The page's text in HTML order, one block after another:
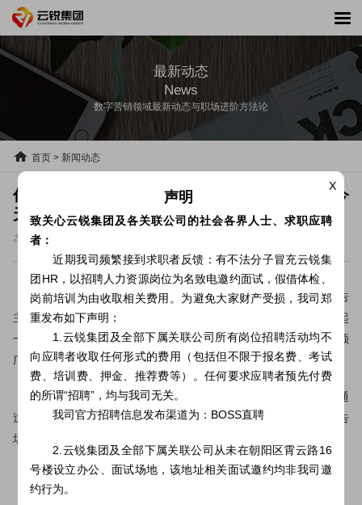
X
声明
致关心云锐集团及各关联公司的社会各界人士、求职应聘
者：
近期我司频繁接到求职者反馈：有不法分子冒充云锐集
团HR，以招聘人力资源岗位为名致电邀约面试，假借体检、
岗前培训为由收取相关费用。为避免大家财产受损，我司郑
重发布如下声明：
1.云锐集团及全部下属关联公司所有岗位招聘活动均不
向应聘者收取任何形式的费用（包括但不限于报名费、考试
费、培训费、押金、推荐费等）。任何要求应聘者预先付费
的所谓“招聘”，均与我司无关。
我司官方招聘信息发布渠道为：BOSS直聘
2.云锐集团及全部下属关联公司从未在朝阳区霄云路16
号楼设立办公、面试场地，该地址相关面试邀约均非我司邀
约行为。
最新动态
News
数字营销领域最新动态与职场进阶方法论
首页 > 新闻动态
你以为劳斯和宾利就能让素材“壕”了吗？ NO，今
天云锐给你飞机和地铁。
发表时间：2020.10.12
2020年，短视频营销成为企业必争之地。为了更好地帮助广告
主抢占短视频营销风口，推动企业生意增长，云锐传媒集团搭建起
一支专业能力强劲的短视频精英团队，为广告主提供一站式短视频
广告服务。
与此同时，云锐传媒集团斥巨资打造出独家大型实景影棚，通
过优质的场景+视觉服务生态圈，满足全行业的广告主的短视频广告
场景需求。